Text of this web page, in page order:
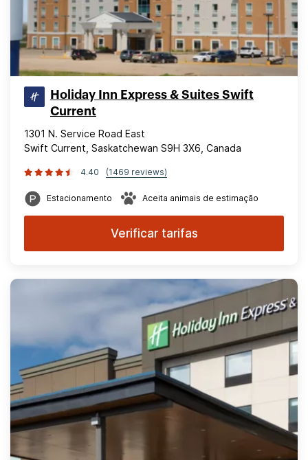
Holiday Inn Express & Suites Swift
Current
1301 N. Service Road East
Swift Current, Saskatchewan S9H 3X6, Canada
4.40 (1469 reviews)
Estacionamento Aceita animais de estimação
Verificar tarifas